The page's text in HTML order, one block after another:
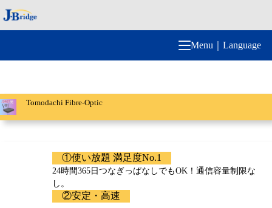
to
Menu｜Language
Tomodachi Fibre-Optic
①使い放題 満足度No.1
24時間365日つなぎっぱなしでもOK！通信容量制限な
し。
②安定・高速